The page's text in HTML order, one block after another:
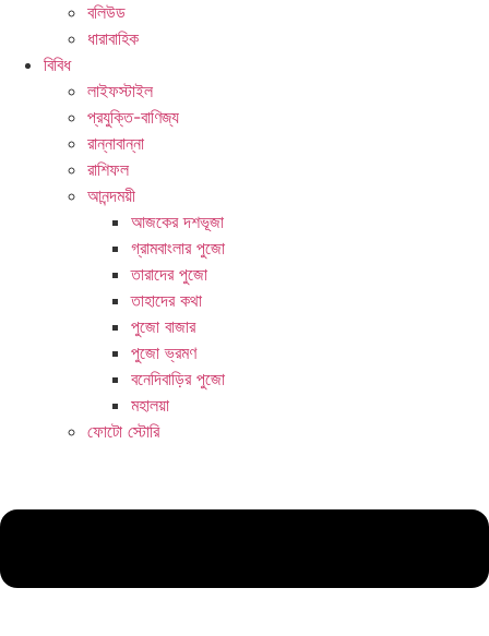
বলিউড
ধারাবাহিক
বিবিধ
লাইফস্টাইল
প্রযুক্তি-বাণিজ্য
রান্নাবান্না
রাশিফল
আনন্দময়ী
আজকের দশভূজা
গ্রামবাংলার পুজো
তারাদের পুজো
তাহাদের কথা
পুজো বাজার
পুজো ভ্রমণ
বনেদিবাড়ির পুজো
মহালয়া
ফোটো স্টোরি